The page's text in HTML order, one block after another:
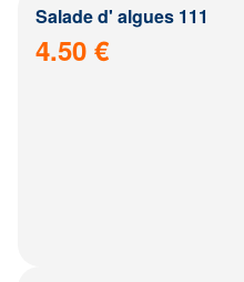
Salade d' algues 111
4.50 €